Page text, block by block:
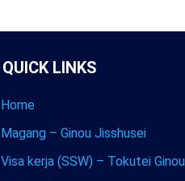
QUICK LINKS
Home
Magang – Ginou Jisshusei
Visa kerja (SSW) – Tokutei Ginou